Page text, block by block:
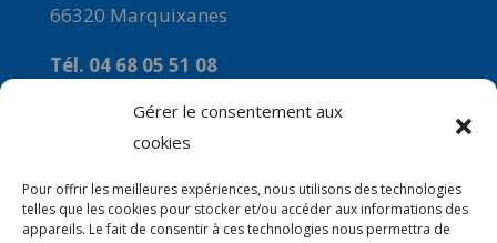
Gérer le consentement aux
cookies
Pour offrir les meilleures expériences, nous utilisons des technologies
telles que les cookies pour stocker et/ou accéder aux informations des
appareils. Le fait de consentir à ces technologies nous permettra de
66320 Marquixanes
Tél. 04 68 05 51 08
Horaires
Du Lundi au Vendredi : 9h00 à 12H00